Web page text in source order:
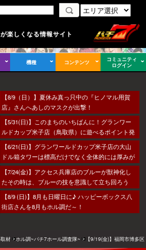
楽しくなる情報サイト
機種 コンテンツ
コミュニティ
ログイン
【8/9（日）】夏休み真っ只中の『ヒノマル用賀
店』さんへあしのマスクが出撃！
【5/31(日)】このまちのいちばんに！グランワー
ルドカップ米子店（鳥取県）に遊べるポイント発
見！？
【6/21(日)】グランワールドカップ米子店の大山
ドル箱タワーは標高だけでなく全体的には厚みが
あった～！
【7/24(金)】アクセス兵庫店のブルーが獣神化し
たその時は、ブルーの技を意識して立ち回ろう
ぞ！
【8/9 (日)】8月も日曜日に♪ ハッピーボックス八
街店さんを8月もホル調だ～！
材 ホル調~パチ7ホール調査隊~ 【9/19(金)】福岡市博多